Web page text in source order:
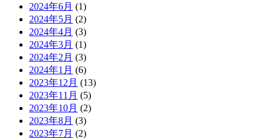
2024年6月 (1)
2024年5月 (2)
2024年4月 (3)
2024年3月 (1)
2024年2月 (3)
2024年1月 (6)
2023年12月 (13)
2023年11月 (5)
2023年10月 (2)
2023年8月 (3)
2023年7月 (2)